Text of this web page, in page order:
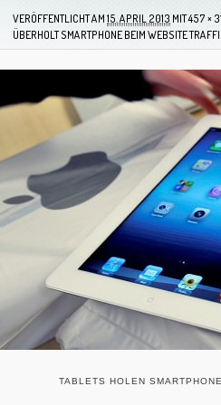
VERÖFFENTLICHT AM 15. APRIL 2013 MIT457 ×
ÜBERHOLT SMARTPHONE BEIM WEBSITE
TABLETS HOLEN